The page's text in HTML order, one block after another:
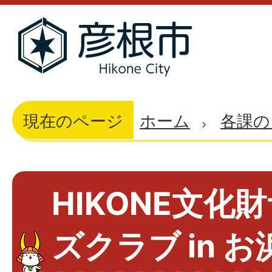
現在のページ ホーム 各課
HIKONE文化
ズクラブ in お